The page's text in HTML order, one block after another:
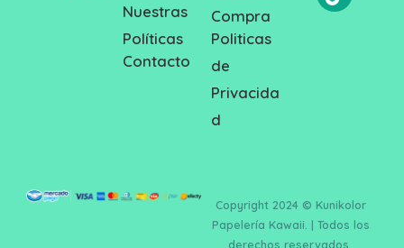
Nuestras
Políticas
Contacto
Compra
Politicas
de
Privacida
d
Copyright 2024 © Kunikolor
Papelería Kawaii. | Todos los
derechos reservados